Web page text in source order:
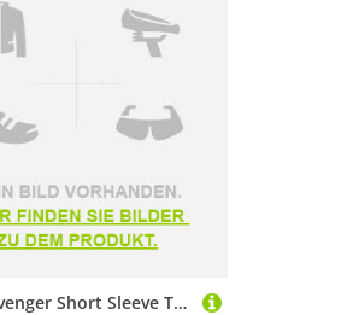
Oxdog Avenger Short Sleeve T-shirt Gelb S Mann